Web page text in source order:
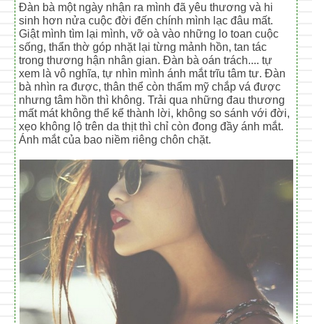
Đàn bà một ngày nhận ra mình đã yêu thương và hi
sinh hơn nửa cuộc đời đến chính mình lạc đâu mất.
Giật mình tìm lại mình, vỡ oà vào những lo toan cuộc
sống, thẩn thờ góp nhặt lại từng mảnh hồn, tan tác
trong thương hận nhân gian. Đàn bà oán trách.... tự
xem là vô nghĩa, tự nhìn mình ánh mắt trĩu tâm tư. Đàn
bà nhìn ra được, thân thể còn thẩm mỹ chắp vá được
nhưng tâm hồn thì không. Trải qua những đau thương
mất mát không thể kể thành lời, không so sánh với đời,
xẹo không lộ trên da thịt thì chỉ còn đong đầy ánh mắt.
Ánh mắt của bao niềm riêng chôn chặt.